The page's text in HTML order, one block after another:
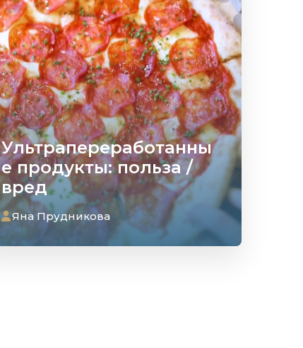
Ультрапереработанны
е продукты: польза /
вред
Яна Прудникова